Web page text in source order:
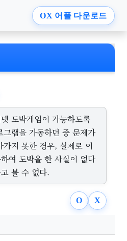
OX 어플 다운로드
도박게임이 가능하도록
램을 가동하던 중 문제가
지 못한 경우, 실제로 이
여 도박을 한 사실이 없다
볼 수 없다.
O X